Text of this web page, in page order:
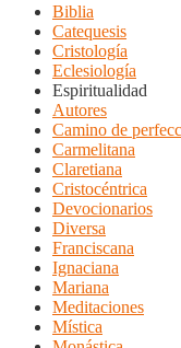
Biblia
Catequesis
Cristología
Eclesiología
Espiritualidad
Autores
Camino de
Carmelitana
Claretiana
Cristocéntrica
Devocionarios
Diversa
Franciscana
Ignaciana
Mariana
Meditaciones
Mística